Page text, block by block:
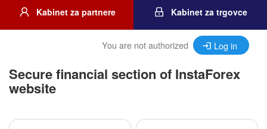
Kabinet za partnere Kabinet za trgovce
You are not authorized Log in
Secure financial section of InstaForex
website